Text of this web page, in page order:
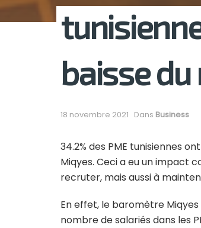
baisse
18 novembre 2021 Dans Business
34.2% des PME tunisiennes
Miqyes. Ceci a eu un impact
recruter, mais aussi à
En effet, le baromètre
nombre de salariés dans les